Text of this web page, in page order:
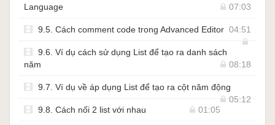
Language
07:03
9.5. Cách comment code trong Advanced Editor 04:51
9.6. Ví dụ cách sử dụng List để tạo ra danh sách
năm
08:18
9.7. Ví dụ về áp dụng List để tạo ra cột năm động
05:12
9.8. Cách nối 2 list với nhau
01:05